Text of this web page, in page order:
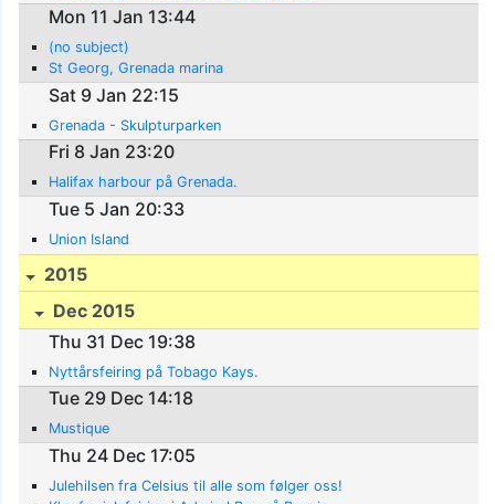
Mon 11 Jan 13:44
(no subject)
St Georg, Grenada marina
Sat 9 Jan 22:15
Grenada - Skulpturparken
Fri 8 Jan 23:20
Halifax harbour på Grenada.
Tue 5 Jan 20:33
Union Island
2015
Dec 2015
Thu 31 Dec 19:38
Nyttårsfeiring på Tobago Kays.
Tue 29 Dec 14:18
Mustique
Thu 24 Dec 17:05
Julehilsen fra Celsius til alle som følger oss!